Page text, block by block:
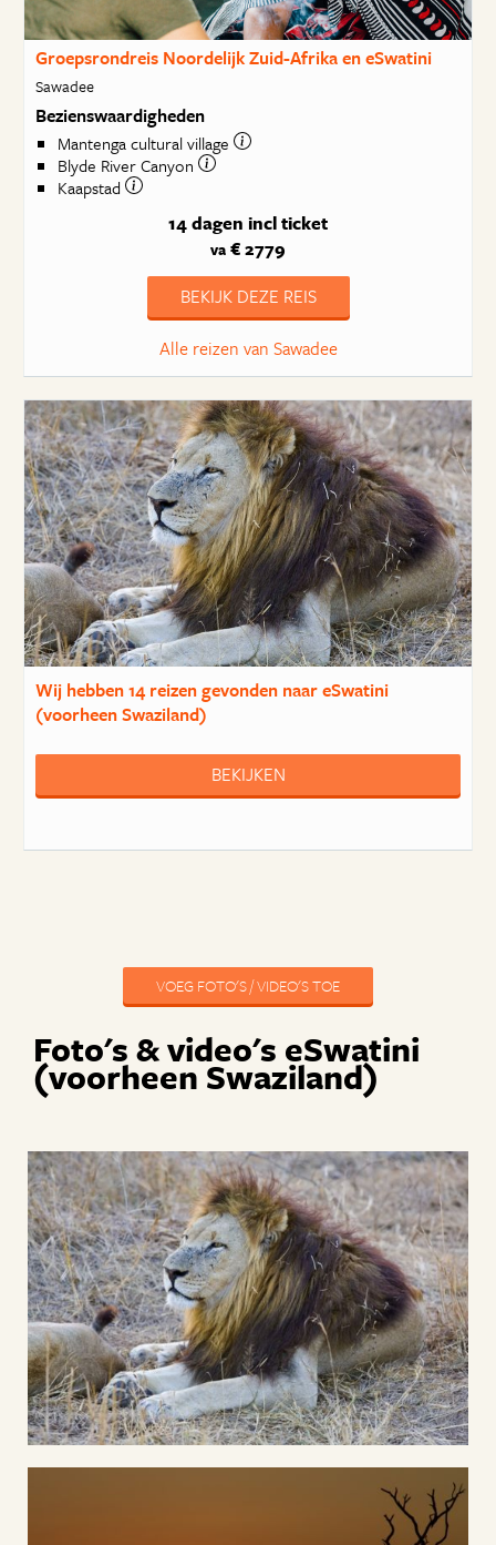
Groepsrondreis Noordelijk Zuid-Afrika en eSwatini
Sawadee
Bezienswaardigheden
Mantenga cultural village
Blyde River Canyon
Kaapstad
14 dagen incl ticket
va € 2779
BEKIJK DEZE REIS
Alle reizen van Sawadee
Wij hebben14 reizengevonden naar eSwatini
(voorheen Swaziland)
BEKIJKEN
VOEG FOTO'S / VIDEO'S TOE
Foto's & video's eSwatini
(voorheen Swaziland)